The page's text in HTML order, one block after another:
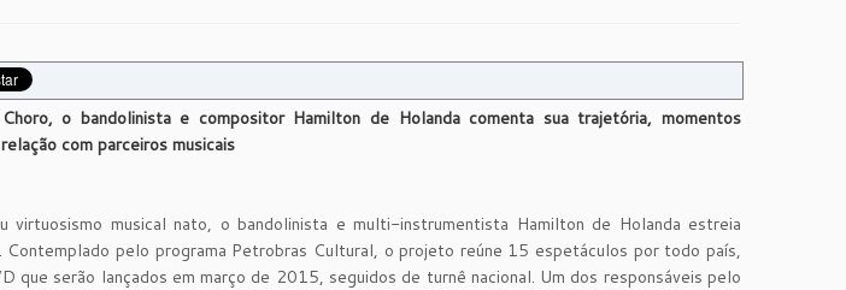
o bandolinista e compositor Hamilton de Holanda comenta sua trajetória, momentos
com parceiros musicais
virtuosismo musical nato, o bandolinista e multi-instrumentista Hamilton de Holanda estreia
Contemplado pelo programa Petrobras Cultural, o projeto reúne 15 espetáculos por todo país,
que serão lançados em março de 2015, seguidos de turnê nacional. Um dos responsáveis pelo